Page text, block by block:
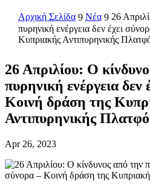
Αρχική Σελίδα 9 Νέα 9 26
πυρηνική ενέργεια δεν έχει
Κυπριακής Αντιπυρηνικής
26 Απριλίου: Ο
πυρηνική ενέργεια δεν
Κοινή δράση της
Αντιπυρηνικής
Apr 26, 2023